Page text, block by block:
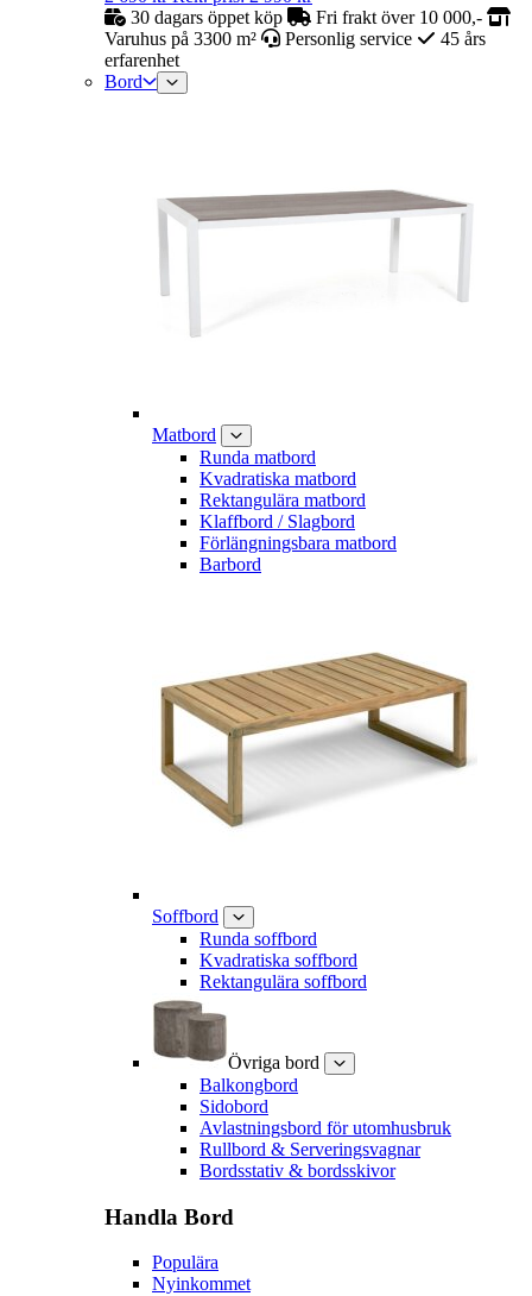
30 dagars öppet köp
Fri frakt över 10 000,-
Varuhus på 3300 m²
Personlig service
45 års
erfarenhet
Bord
Matbord
Runda matbord
Kvadratiska matbord
Rektangulära matbord
Klaffbord / Slagbord
Förlängningsbara matbord
Barbord
Soffbord
Runda soffbord
Kvadratiska soffbord
Rektangulära soffbord
Övriga bord
Balkongbord
Sidobord
Avlastningsbord för utomhusbruk
Rullbord & Serveringsvagnar
Bordsstativ & bordsskivor
Handla Bord
Populära
Nyinkommet